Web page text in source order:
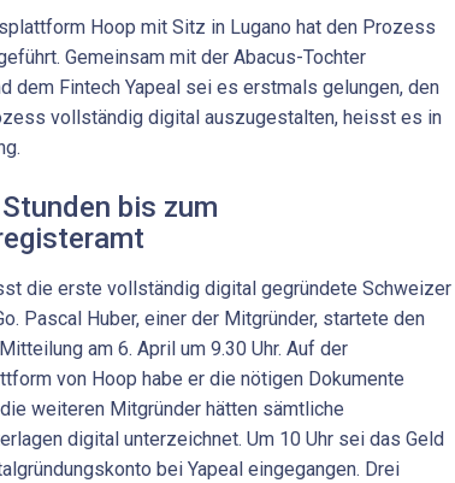
Hoop mit Sitz in Lugano hat den Prozess
Gemeinsam mit der Abacus-Tochter
dem Fintech Yapeal sei es erstmals gelungen, den
vollständig digital auszugestalten, heisst es in
bis zum
die erste vollständig digital gegründete Schweizer
Pascal Huber, einer der Mitgründer, startete den
am 6. April um 9.30 Uhr. Auf der
von Hoop habe er die nötigen Dokumente
weiteren Mitgründer hätten sämtliche
digital unterzeichnet. Um 10 Uhr sei das Geld
bei Yapeal eingegangen. Drei